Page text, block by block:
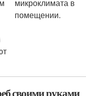
микроклимата в
помещении.
своими руками